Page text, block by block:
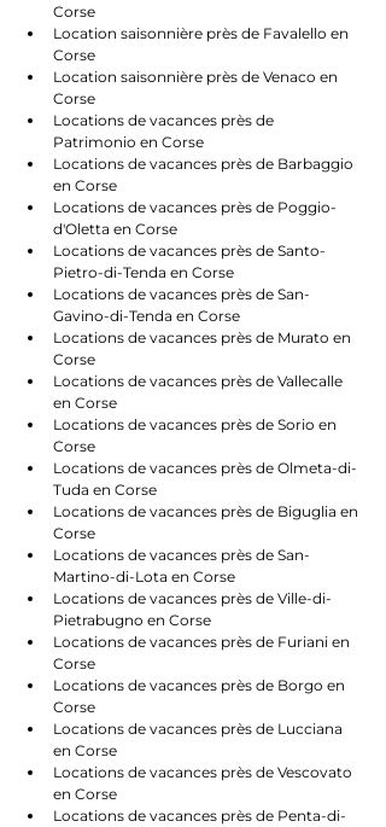
Corse
Location saisonnière près de Favalello en
Corse
Location saisonnière près de Venaco en
Corse
Locations de vacances près de
Patrimonio en Corse
Locations de vacances près de Barbaggio
en Corse
Locations de vacances près de Poggio-
d'Oletta en Corse
Locations de vacances près de Santo-
Pietro-di-Tenda en Corse
Locations de vacances près de San-
Gavino-di-Tenda en Corse
Locations de vacances près de Murato en
Corse
Locations de vacances près de Vallecalle
en Corse
Locations de vacances près de Sorio en
Corse
Locations de vacances près de Olmeta-di-
Tuda en Corse
Locations de vacances près de Biguglia en
Corse
Locations de vacances près de San-
Martino-di-Lota en Corse
Locations de vacances près de Ville-di-
Pietrabugno en Corse
Locations de vacances près de Furiani en
Corse
Locations de vacances près de Borgo en
Corse
Locations de vacances près de Lucciana
en Corse
Locations de vacances près de Vescovato
en Corse
Locations de vacances près de Penta-di-